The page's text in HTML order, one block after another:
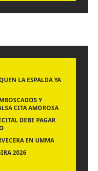
LA ESPALDA YA
Y
CITA AMOROSA
DEBE PAGAR
EN UMMA
2026